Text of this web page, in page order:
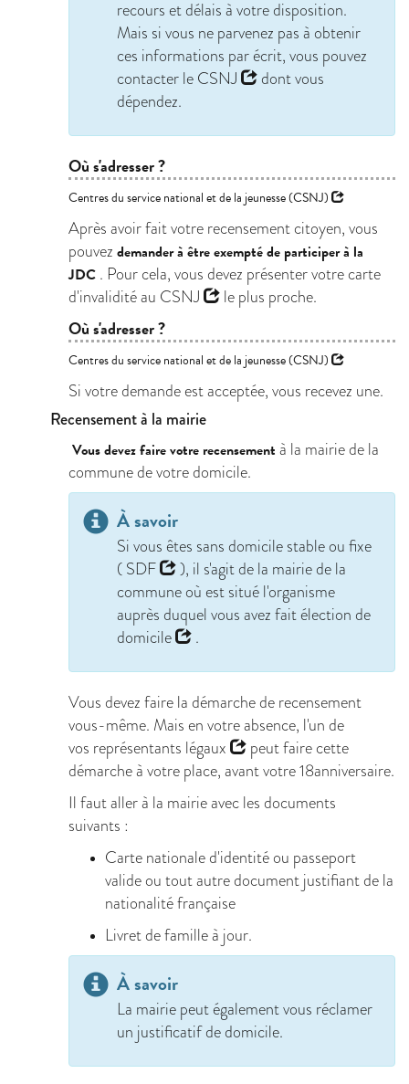
recours et délais à votre disposition.
Mais si vous ne parvenez pas à obtenir
ces informations par écrit, vous pouvez
contacter le CSNJ
dont vous
dépendez.
Où s'adresser ?
Centres du service national et de la jeunesse (CSNJ)
Après avoir fait votre recensement citoyen, vous
pouvez demander à être exempté de participer à la
JDC . Pour cela, vous devez présenter votre carte
d'invalidité au CSNJ le plus proche.
Où s'adresser ?
Centres du service national et de la jeunesse (CSNJ)
Si votre demande est acceptée, vous recevez une.
Recensement à la mairie
Vous devez faire votre recensement à la mairie de la
commune de votre domicile.
À savoir
Si vous êtes sans domicile stable ou fixe
( SDF
), il s'agit de la mairie de la
commune où est situé l'organisme
auprès duquel vous avez faitélection de
domicile
.
Vous devez faire la démarche de recensement
vous-même. Mais en votre absence, l'un de
vos représentants légaux
peut faire cette
démarche à votre place, avant votre 18anniversaire.
Il faut aller à la mairie avec les documents
suivants :
Carte nationale d'identité ou passeport
valide ou tout autre document justifiant de la
nationalité française
Livret de famille à jour.
À savoir
La mairie peut également vous réclamer
un justificatif de domicile.